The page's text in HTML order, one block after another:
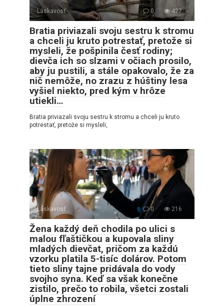
Láskavosť 0 427
Bratia priviazali svoju sestru k stromu
a chceli ju kruto potrestať, pretože si
mysleli, že pošpinila česť rodiny;
dievča ich so slzami v očiach prosilo,
aby ju pustili, a stále opakovalo, že za
nič nemôže, no zrazu z húštiny lesa
vyšiel niekto, pred kým v hrôze
utiekli…
Bratia priviazali svoju sestru k stromu a chceli ju kruto
potrestať, pretože si mysleli,
Láskavosť 0 216
Žena každý deň chodila po ulici s
malou fľaštičkou a kupovala sliny
mladých dievčat, pričom za každú
vzorku platila 5-tisíc dolárov. Potom
tieto sliny tajne pridávala do vody
svojho syna. Keď sa však konečne
zistilo, prečo to robila, všetci zostali
úplne zhrození